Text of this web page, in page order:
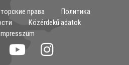
права
Политика
Közérdekű adatok